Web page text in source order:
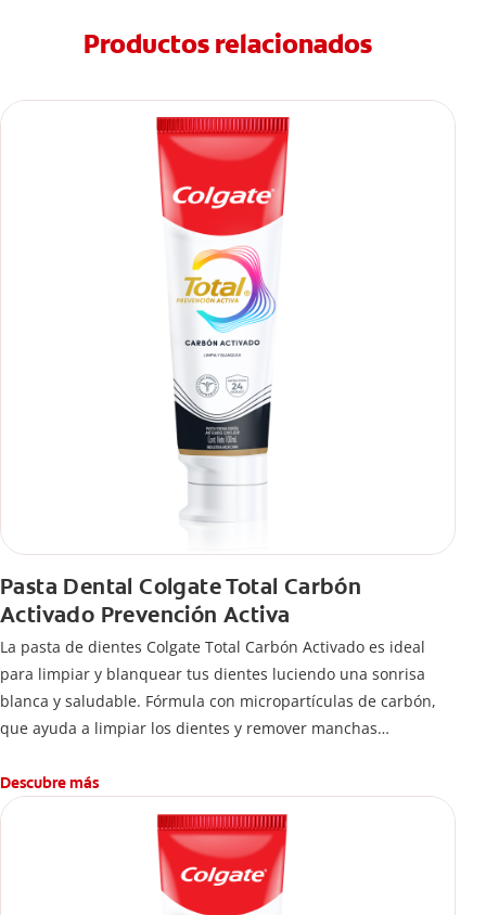
Productos relacionados
Pasta Dental Colgate Total Carbón
Activado Prevención Activa
La pasta de dientes Colgate Total Carbón Activado es ideal
para limpiar y blanquear tus dientes luciendo una sonrisa
blanca y saludable. Fórmula con micropartículas de carbón,
que ayuda a limpiar los dientes y remover manchas
¿Qué hace el carbón activado en una pasta dental y por qué
se usa para ayudar a remover manchas superficiales?
También encontrarás cómo incluirla en tu rutina, en casa o de
viaje, con tips de cepillado para una sonrisa sana.
Descubre más